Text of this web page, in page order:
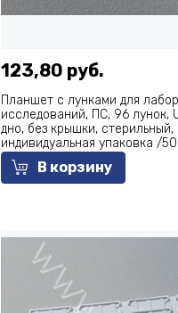
123,80 руб.
Планшет с лунками для
исследований, ПС, 96 лунок,
дно, без крышки, стерильный,
индивидуальная упаковка /
В корзину